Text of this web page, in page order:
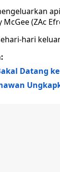
McGee (ZAc
hari
Datang